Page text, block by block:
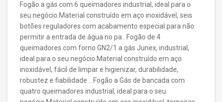
Fogão a gás com 6 queimadores industrial, ideal para o
seu negócio.Material construído em aço inoxidável, seis
botões reguladores com acabamento especial para não
permitir a entrada de água no pa.. Fogão de 4
queimadores com forno GN2/1 a gás Junex, industrial,
ideal para o seu negócio.Material construído em aço
inoxidável, fácil de limpar e higienizar, durabilidade,
robustez e fiabilidade .. Fogão a Gás de bancada com
quatro queimadores industrial, ideal para o seu